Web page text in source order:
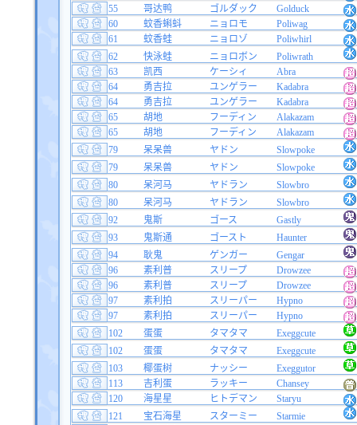
55
哥达鸭 ゴルダック
Golduck
60
蚊香蝌蚪 ニョロモ
Poliwag
61
蚊香蛙 ニョロゾ
Poliwhirl
62
快泳蛙 ニョロボン
Poliwrath
63
凯西 ケーシィ
Abra
64
勇吉拉 ユンゲラー
Kadabra
64
勇吉拉 ユンゲラー
Kadabra
65
胡地 フーディン
Alakazam
65
胡地 フーディン
Alakazam
79
呆呆兽 ヤドン
Slowpoke
79
呆呆兽 ヤドン
Slowpoke
80
呆河马 ヤドラン
Slowbro
80
呆河马 ヤドラン
Slowbro
92
鬼斯 ゴース
Gastly
93
鬼斯通 ゴースト
Haunter
94
耿鬼 ゲンガー
Gengar
96
素利普 スリープ
Drowzee
96
素利普 スリープ
Drowzee
97
素利拍 スリーパー
Hypno
97
素利拍 スリーパー
Hypno
102
蛋蛋 タマタマ
Exeggcute
102
蛋蛋 タマタマ
Exeggcute
103
椰蛋树 ナッシー
Exeggutor
113
吉利蛋 ラッキー
Chansey
120
海星星 ヒトデマン
Staryu
121
宝石海星 スターミー
Starmie